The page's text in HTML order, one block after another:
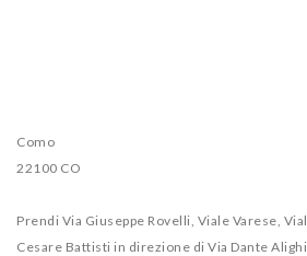
Como
22100 CO
Prendi Via Giuseppe Rovelli, Viale Varese,
Cesare Battisti in direzione di Via Dante